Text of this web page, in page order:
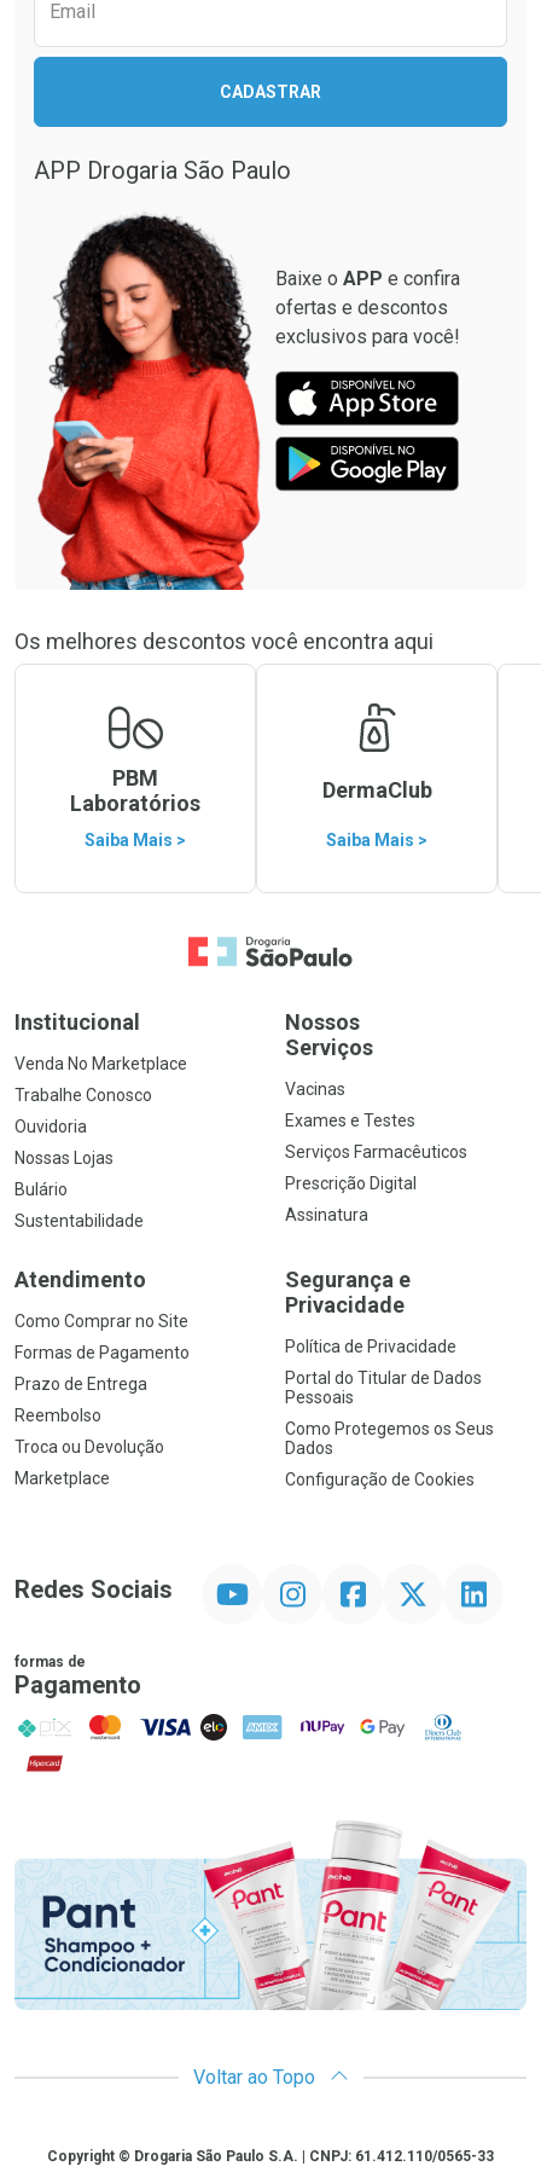
Comprar sem Desconto
Por R$ 664,02/cada
Comprar sem Desconto
Ativar Desconto
Comprar sem Desconto
Email
CADASTRAR
APP Drogaria São Paulo
Baixe o APP e confira
ofertas e descontos
exclusivos para você!
Os melhores descontos você encontra aqui
PBM
Laboratórios
Saiba Mais >
DermaClub
Saiba Mais >
Ir para a Home
Institucional
Venda No Marketplace
Trabalhe Conosco
Ouvidoria
Nossas Lojas
Bulário
Sustentabilidade
Nossos
Serviços
Vacinas
Exames e Testes
Serviços Farmacêuticos
Prescrição Digital
Assinatura
Atendimento
Como Comprar no Site
Formas de Pagamento
Prazo de Entrega
Reembolso
Troca ou Devolução
Marketplace
Segurança e
Privacidade
Política de Privacidade
Portal do Titular de Dados
Pessoais
Como Protegemos os Seus
Dados
Configuração de Cookies
Redes Sociais InstagramFacebookTwitter Linkedin
formas de
Pagamento
PIX MasterCard
VISA ELO AMEX NuPay Google PayDiners Club
Hipercard
Promoção em Destaque
Voltar ao Topo
CopyrightCopyright © Drogaria São Paulo S.A. | CNPJ: 61.412.110/0565-33